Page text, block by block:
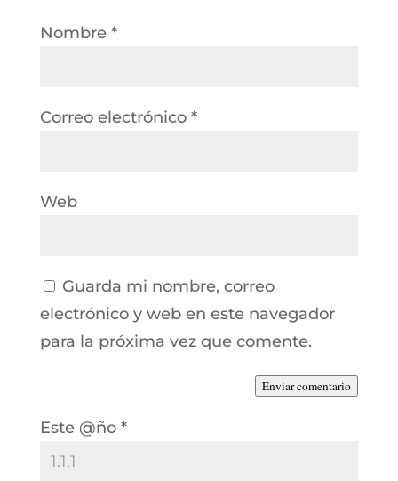
Nombre *
Correo electrónico *
Web
Guarda mi nombre, correo
electrónico y web en este navegador
para la próxima vez que comente.
Enviar comentario
Este @ño *